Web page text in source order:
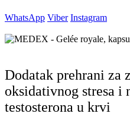
WhatsApp Viber Instagram
Dodatak prehrani za
oksidativnog stresa i
testosterona u krvi